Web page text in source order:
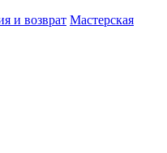
и возврат Мастерская